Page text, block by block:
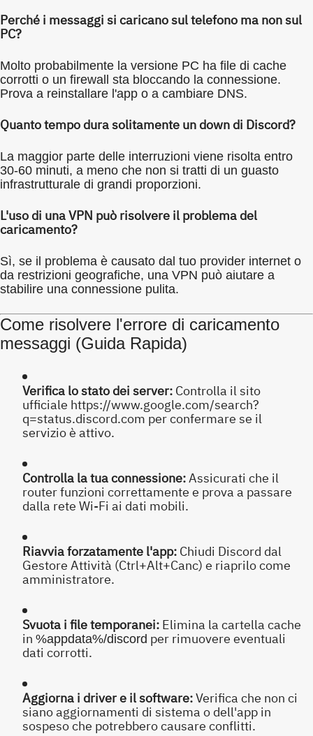
Perché i messaggi si caricano sul telefono ma non sul
PC?
Molto probabilmente la versione PC ha file di cache
corrotti o un firewall sta bloccando la connessione.
Prova a reinstallare l'app o a cambiare DNS.
Quanto tempo dura solitamente un down di Discord?
La maggior parte delle interruzioni viene risolta entro
30-60 minuti, a meno che non si tratti di un guasto
infrastrutturale di grandi proporzioni.
L'uso di una VPN può risolvere il problema del
caricamento?
Sì, se il problema è causato dal tuo provider internet o
da restrizioni geografiche, una VPN può aiutare a
stabilire una connessione pulita.
Come risolvere l'errore di caricamento
messaggi (Guida Rapida)
Verifica lo stato dei server:Controlla il sito
ufficiale https://www.google.com/search?
q=status.discord.com per confermare se il
servizio è attivo.
Controlla la tua connessione:Assicurati che il
router funzioni correttamente e prova a passare
dalla rete Wi-Fi ai dati mobili.
Riavvia forzatamente l'app:Chiudi Discord dal
Gestore Attività (Ctrl+Alt+Canc) e riaprilo come
amministratore.
Svuota i file temporanei:Elimina la cartella cache
in %appdata%/discord per rimuovere eventuali
dati corrotti.
Aggiorna i driver e il software:Verifica che non ci
siano aggiornamenti di sistema o dell'app in
sospeso che potrebbero causare conflitti.